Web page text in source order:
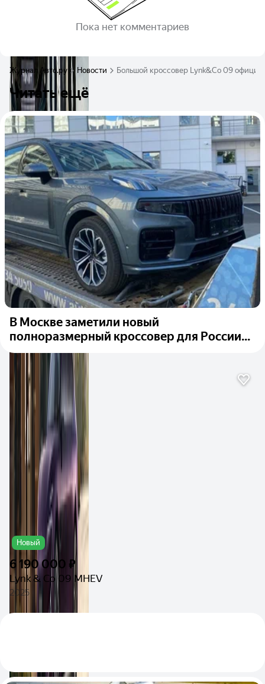
Пока нет комментариев
Журнал Авто.ру Новости Большой кроссовер Lynk&Co 09
Читать ещё
В Москве заметили новый
полноразмерный кроссовер для России...
Новый
6 190 000 ₽
Lynk & Co 09 MHEV
2025